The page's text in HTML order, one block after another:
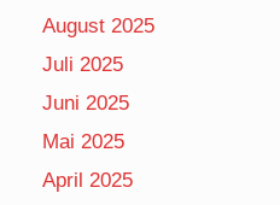
August 2025
Juli 2025
Juni 2025
Mai 2025
April 2025